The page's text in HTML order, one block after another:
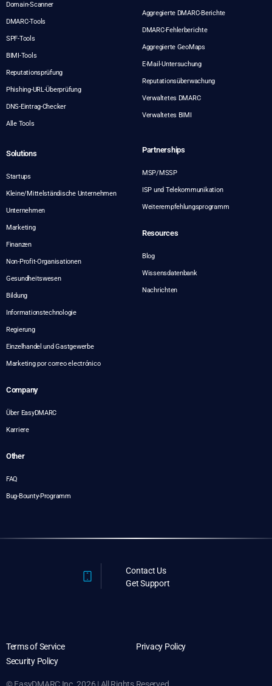
Domain-Scanner
DMARC-Tools
SPF-Tools
BIMI-Tools
Reputationsprüfung
Phishing-URL-Überprüfung
DNS-Eintrag-Checker
Alle Tools
Aggregierte DMARC-Berichte
DMARC-Fehlerberichte
Aggregierte GeoMaps
E-Mail-Untersuchung
Reputationsüberwachung
Verwaltetes DMARC
Verwaltetes BIMI
Solutions
Startups
Kleine/Mittelständische Unternehmen
Unternehmen
Marketing
Finanzen
Non-Profit-Organisationen
Gesundheitswesen
Bildung
Informationstechnologie
Regierung
Einzelhandel und Gastgewerbe
Marketing por correo electrónico
Partnerships
MSP/MSSP
ISP und Telekommunikation
Weiterempfehlungsprogramm
Resources
Blog
Wissensdatenbank
Nachrichten
Company
Über EasyDMARC
Karriere
Other
FAQ
Bug-Bounty-Programm
Contact Us
Get Support
Terms of Service
Privacy Policy
Security Policy